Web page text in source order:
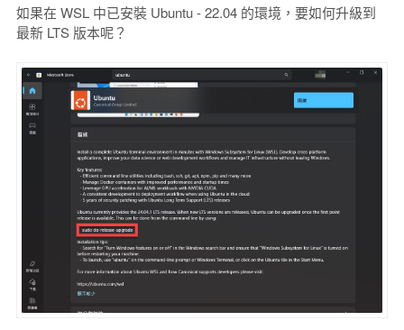
如果在 WSL 中已安裝 Ubuntu - 22.04 的環境，要如何升級到
最新 LTS 版本呢？